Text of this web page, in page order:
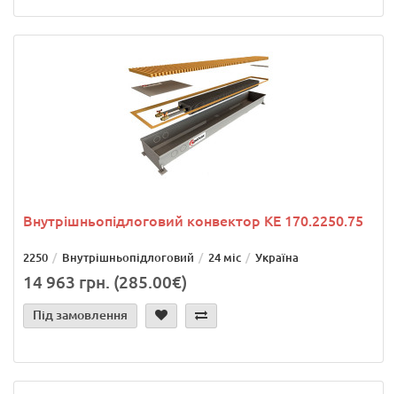
Внутрішньопідлоговий конвектор KE 170.2250.75
2250 Внутрішньопідлоговий 24 міс Україна
14 963 грн. (285.00€)
Під замовлення